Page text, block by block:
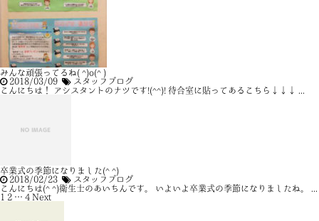
みんな頑張ってるね( ^)o(^ )
2018/03/09
スタッフブログ
こんにちは！ アシスタントのナツです!(^^)! 待合室に貼ってあるこちら↓↓↓ ...
卒業式の季節になりました(^ ^)
2018/02/23
スタッフブログ
こんにちは(^ ^)衛生士のあいちんです。 いよいよ卒業式の季節になりましたね。 ...
1 2 … 4 Next »